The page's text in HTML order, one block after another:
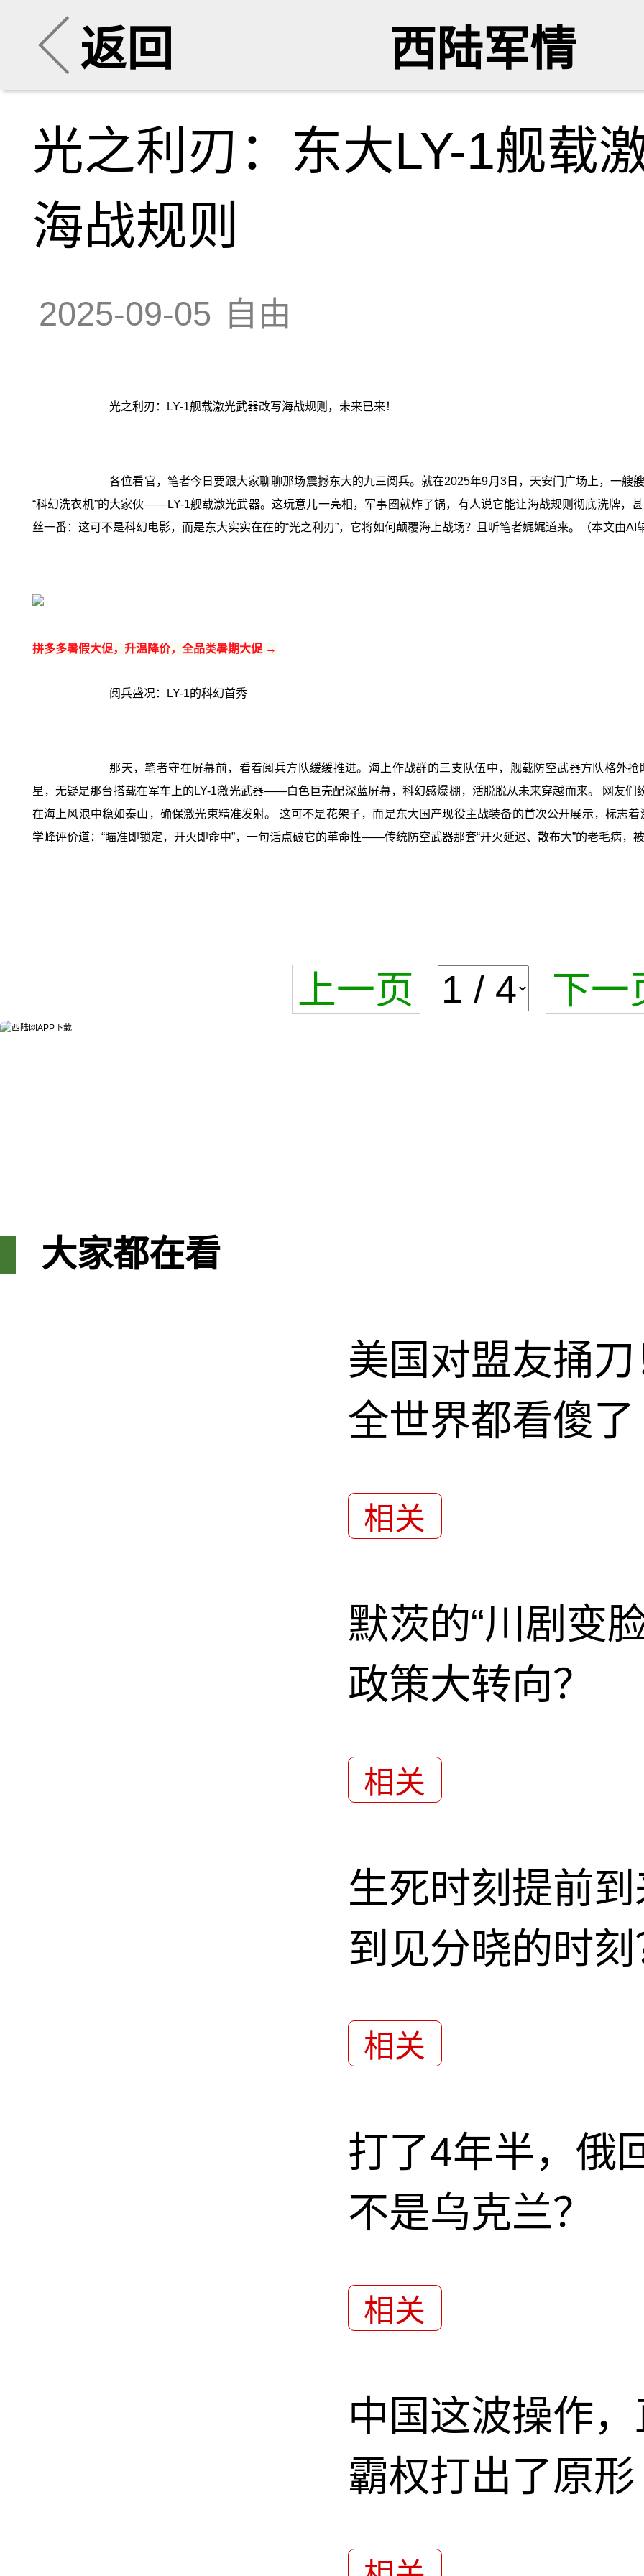
返回 西陆军情
光之利刃：东大LY-1舰载
海战规则
2025-09-05 自由
光之利刃：LY-1舰载激光武器改写海战规则，未来已来！
各位看官，笔者今日要跟大家聊聊那场震撼东大的九三阅兵。就在2025年9月3日，天安门广场上，一艘
“科幻洗衣机”的大家伙——LY-1舰载激光武器。这玩意儿一亮相，军事圈就炸了锅，有人说它能让海战规则彻底洗牌，
丝一番：这可不是科幻电影，而是东大实实在在的“光之利刃”，它将如何颠覆海上战场？且听笔者娓娓道来。（本文由AI
拼多多暑假大促，升温降价，全品类暑期大促 →
阅兵盛况：LY-1的科幻首秀
那天，笔者守在屏幕前，看着阅兵方队缓缓推进。海上作战群的三支队伍中，舰载防空武器方队格外
星，无疑是那台搭载在军车上的LY-1激光武器——白色巨壳配深蓝屏幕，科幻感爆棚，活脱脱从未来穿越而来。 网友们
在海上风浪中稳如泰山，确保激光束精准发射。 这可不是花架子，而是东大国产现役主战装备的首次公开展示，标志
学峰评价道：“瞄准即锁定，开火即命中”，一句话点破它的革命性——传统防空武器那套“开火延迟、散布大”的老毛病，
上一页 下一
大家都在看
美国对盟友捅
全世界都看傻了
相关
默茨的“川剧变
政策大转向？
相关
生死时刻提前
到见分晓的时
相关
打了4年半，俄
不是乌克兰？
相关
中国这波操作
霸权打出了原形